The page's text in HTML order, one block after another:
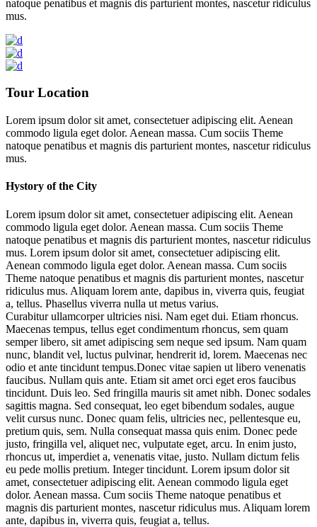
natoque penatibus et magnis dis parturient montes, nascetur ridiculus
mus.
Tour Location
Lorem ipsum dolor sit amet, consectetuer adipiscing elit. Aenean
commodo ligula eget dolor. Aenean massa. Cum sociis Theme
natoque penatibus et magnis dis parturient montes, nascetur ridiculus
mus.
Hystory of the City
Lorem ipsum dolor sit amet, consectetuer adipiscing elit. Aenean
commodo ligula eget dolor. Aenean massa. Cum sociis Theme
natoque penatibus et magnis dis parturient montes, nascetur ridiculus
mus. Lorem ipsum dolor sit amet, consectetuer adipiscing elit.
Aenean commodo ligula eget dolor. Aenean massa. Cum sociis
Theme natoque penatibus et magnis dis parturient montes, nascetur
ridiculus mus. Aliquam lorem ante, dapibus in, viverra quis, feugiat
a, tellus. Phasellus viverra nulla ut metus varius.
Curabitur ullamcorper ultricies nisi. Nam eget dui. Etiam rhoncus.
Maecenas tempus, tellus eget condimentum rhoncus, sem quam
semper libero, sit amet adipiscing sem neque sed ipsum. Nam quam
nunc, blandit vel, luctus pulvinar, hendrerit id, lorem. Maecenas nec
odio et ante tincidunt tempus.Donec vitae sapien ut libero venenatis
faucibus. Nullam quis ante. Etiam sit amet orci eget eros faucibus
tincidunt. Duis leo. Sed fringilla mauris sit amet nibh. Donec sodales
sagittis magna. Sed consequat, leo eget bibendum sodales, augue
velit cursus nunc. Donec quam felis, ultricies nec, pellentesque eu,
pretium quis, sem. Nulla consequat massa quis enim. Donec pede
justo, fringilla vel, aliquet nec, vulputate eget, arcu. In enim justo,
rhoncus ut, imperdiet a, venenatis vitae, justo. Nullam dictum felis
eu pede mollis pretium. Integer tincidunt. Lorem ipsum dolor sit
amet, consectetuer adipiscing elit. Aenean commodo ligula eget
dolor. Aenean massa. Cum sociis Theme natoque penatibus et
magnis dis parturient montes, nascetur ridiculus mus. Aliquam lorem
ante, dapibus in, viverra quis, feugiat a, tellus.